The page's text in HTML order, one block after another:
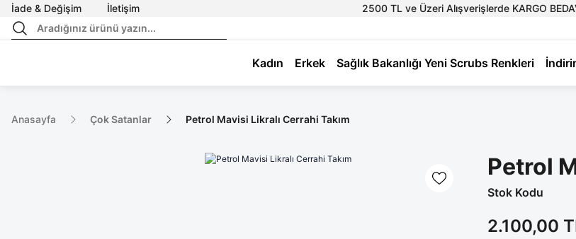
İade & Değişim İletişim 2500 TL ve Üzeri Alışverişlerde KARGO
Kadın Erkek Sağlık Bakanlığı Yeni Scrubs Renkleri
Anasayfa Çok Satanlar Petrol Mavisi Likralı Cerrahi Takım
Petrol
Stok Kodu
2.100,00